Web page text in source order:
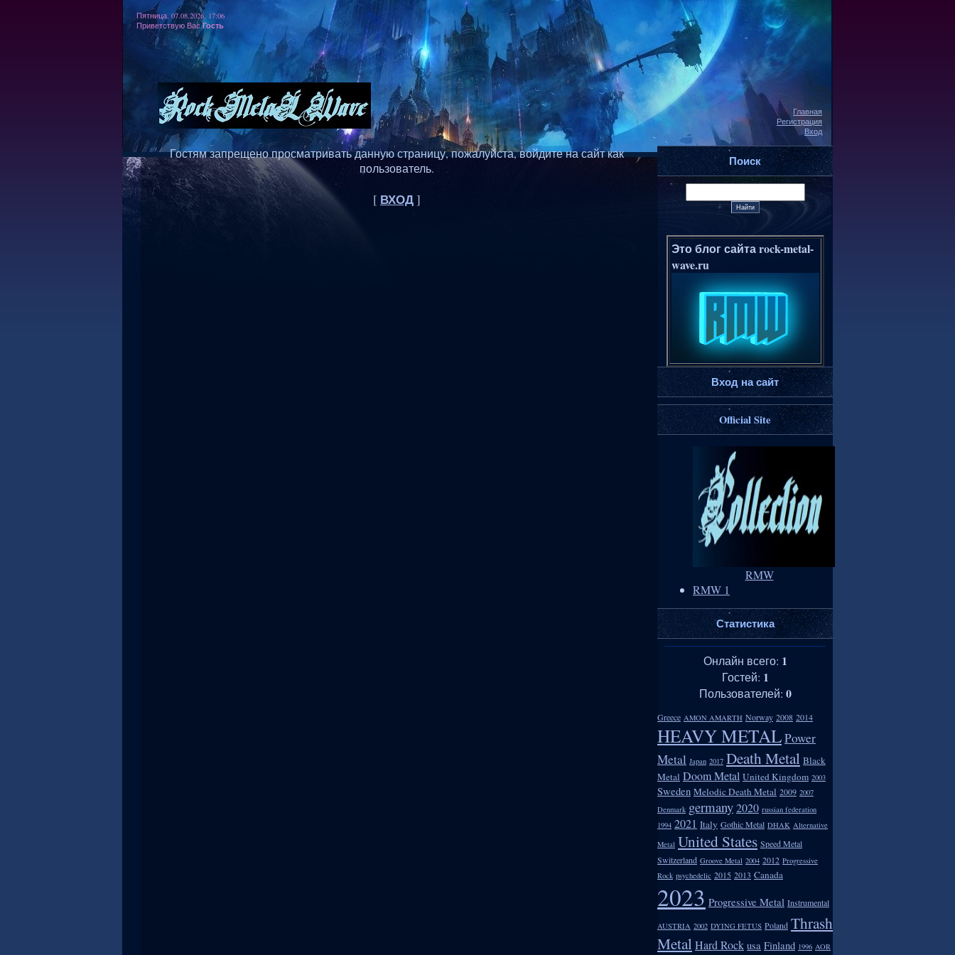
Пятница, 07.08.2026, 17:06
Приветствую Вас Гость
Главная
Регистрация
Вход
Гостям запрещено просматривать данную страницу, пожалуйста, войдите на сайт как
пользователь.
[ ВХОД]
Поиск
Это блог сайта rock-metal-
wave.ru
Вход на сайт
Official Site
RMW
RMW 1
Статистика
Онлайн всего: 1
Гостей: 1
Пользователей: 0
Greece AMON AMARTH Norway 2008 2014
HEAVY METALPower
Metal Japan 2017 Death Metal Black
Metal Doom Metal United Kingdom 2003
Sweden Melodic Death Metal 2009 2007
Denmark germany2020 russian federation
1994 2021 Italy Gothic Metal DHAK Alternative
Metal United States Speed Metal
Switzerland Groove Metal 2004 2012 Progressive
Rock psychedelic 2015 2013 Canada
2023 Progressive Metal Instrumental
AUSTRIA 2002 DYING FETUS Poland Thrash
MetalHard Rock usa Finland 1996 AOR